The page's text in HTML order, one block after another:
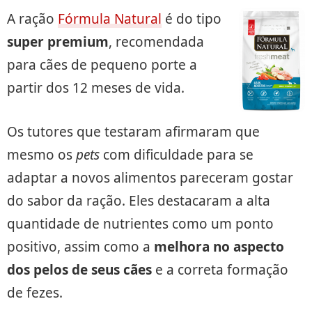
A ração Fórmula Natural é do tipo
super premium, recomendada
para cães de pequeno porte a
partir dos 12 meses de vida.
Os tutores que testaram afirmaram que
mesmo ospets com dificuldade para se
adaptar a novos alimentos pareceram gostar
do sabor da ração. Eles destacaram a alta
quantidade de nutrientes como um ponto
positivo, assim como a melhora no aspecto
dos pelos de seus cães e a correta formação
de fezes.